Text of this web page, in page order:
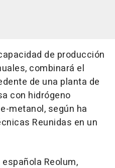
de producción
combinará el
de una planta de
con hidrógeno
metanol, según ha
Reunidas en un
Reolum,